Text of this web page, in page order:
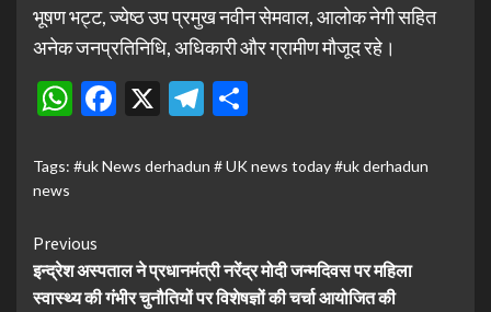
भूषण भट्ट, ज्येष्ठ उप प्रमुख नवीन सेमवाल, आलोक नेगी सहित
अनेक जनप्रतिनिधि, अधिकारी और ग्रामीण मौजूद रहे।
WhatsApp
Facebook
X Telegram
Tags: #uk News derhadun # UK news today #uk derhadun
news
Continue
Reading
Previous
इन्द्रेश अस्पताल ने प्रधानमंत्री नरेंद्र मोदी जन्मदिवस पर महिला
स्वास्थ्य की गंभीर चुनौतियों पर विशेषज्ञों की चर्चा आयोजित की